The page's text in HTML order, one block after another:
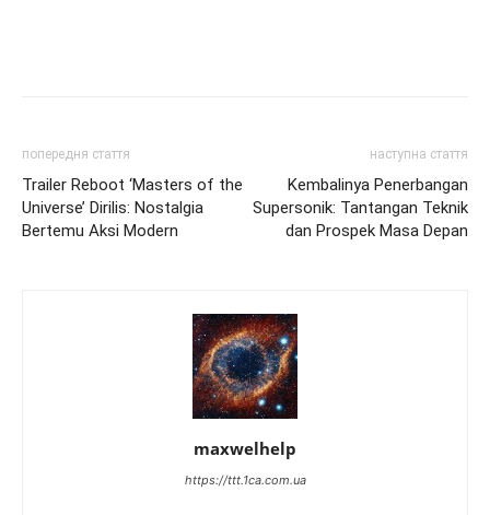
попередня стаття
Trailer Reboot ‘Masters of the
Universe’ Dirilis: Nostalgia
Bertemu Aksi Modern
наступна стаття
Kembalinya Penerbangan
Supersonik: Tantangan Teknik
dan Prospek Masa Depan
maxwelhelp
https://ttt.1ca.com.ua